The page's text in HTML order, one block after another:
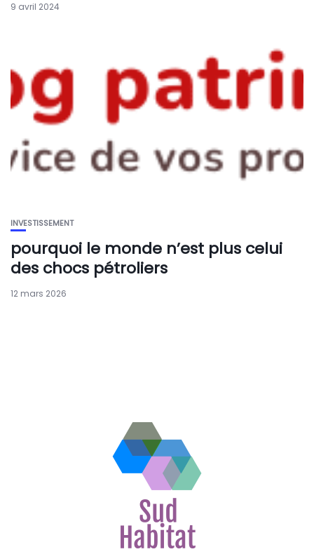
9 avril 2024
INVESTISSEMENT
pourquoi le monde n’est plus celui
des chocs pétroliers
12 mars 2026